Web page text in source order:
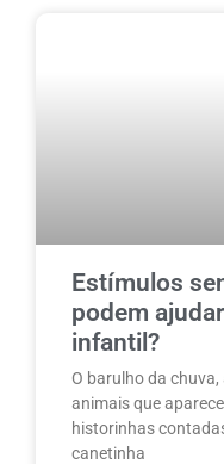
Estímulos
podem
infantil?
O barulho da
animais que
historinhas
canetinha